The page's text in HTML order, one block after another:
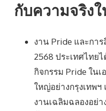
กับความจริง
งาน Pride และกา
2568 ประเทศไทย
กิจกรรม Pride ในเ
ใหญ่อย่างกรุงเทพฯ
งานเฉลิมฉลองอย่